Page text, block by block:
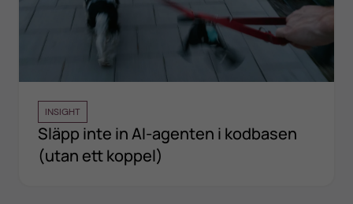
INSIGHT
Släpp inte in AI-agenten i kodbasen
(utan ett koppel)